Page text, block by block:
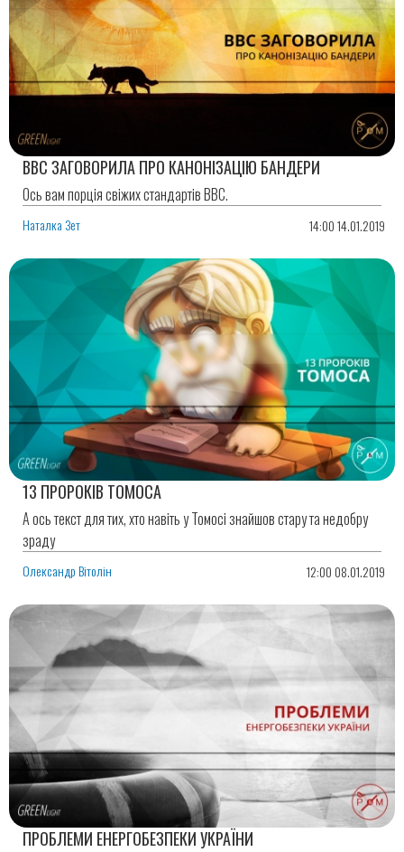
BBC ЗАГОВОРИЛА ПРО КАНОНІЗАЦІЮ БАНДЕРИ
Oсь вам порція свіжих стандартів BBC.
Наталка Зет 14:00 14.01.2019
13 ПРОРОКІВ ТОМОСА
А ось текст для тих, хто навіть у Томосі знайшов стару та недобру
зраду
Олександр Вітолін 12:00 08.01.2019
ПРОБЛЕМИ ЕНЕРГОБЕЗПЕКИ УКРАЇНИ